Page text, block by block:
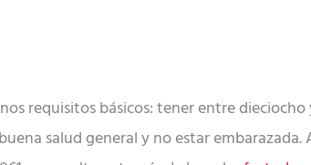
requisitos básicos: tener entre
salud general y no estar